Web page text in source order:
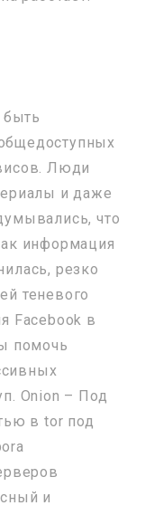
быть
Люди
и даже
что
информация
резко
теневого
Facebook в
помочь
Onion – Под
в tor под
и